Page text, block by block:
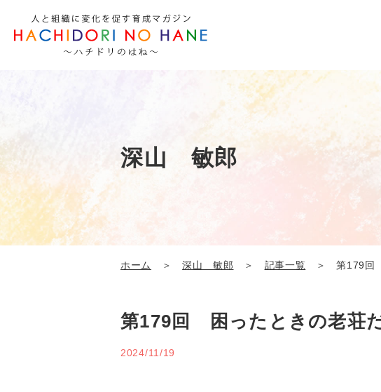
深山 敏郎
ホーム ＞深山 敏郎 ＞ 記事一覧 ＞ 第179回
第179回 困ったときの老荘
2024/11/19